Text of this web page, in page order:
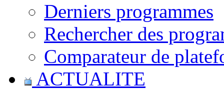
Derniers programmes
Rechercher des
Comparateur de
ACTUALITE